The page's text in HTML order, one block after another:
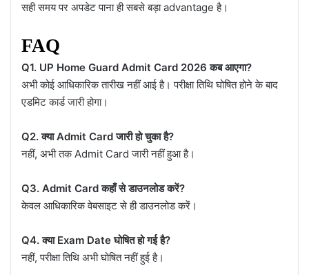
सही समय पर अपडेट पाना ही सबसे बड़ा advantage है।
FAQ
Q1. UP Home Guard Admit Card 2026 कब आएगा?
अभी कोई आधिकारिक तारीख नहीं आई है। परीक्षा तिथि घोषित होने के बाद
एडमिट कार्ड जारी होगा।
Q2. क्या Admit Card जारी हो चुका है?
नहीं, अभी तक Admit Card जारी नहीं हुआ है।
Q3. Admit Card कहाँ से डाउनलोड करें?
केवल आधिकारिक वेबसाइट से ही डाउनलोड करें।
Q4. क्या Exam Date घोषित हो गई है?
नहीं, परीक्षा तिथि अभी घोषित नहीं हुई है।